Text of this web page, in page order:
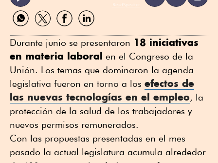
ReadSpeaker
Compartir
por
Compartir
por
Compartir
por
Compartir
por
Durante junio se presentaron 18 iniciativas
en materia laboral en el Congreso de la
Unión. Los temas que dominaron la agenda
legislativa fueron en torno a los efectos de
las nuevas tecnologías en el empleo, la
protección de la salud de los trabajadores y
nuevos permisos remunerados.
Con las propuestas presentadas en el mes
pasado la actual legislatura acumula alrededor